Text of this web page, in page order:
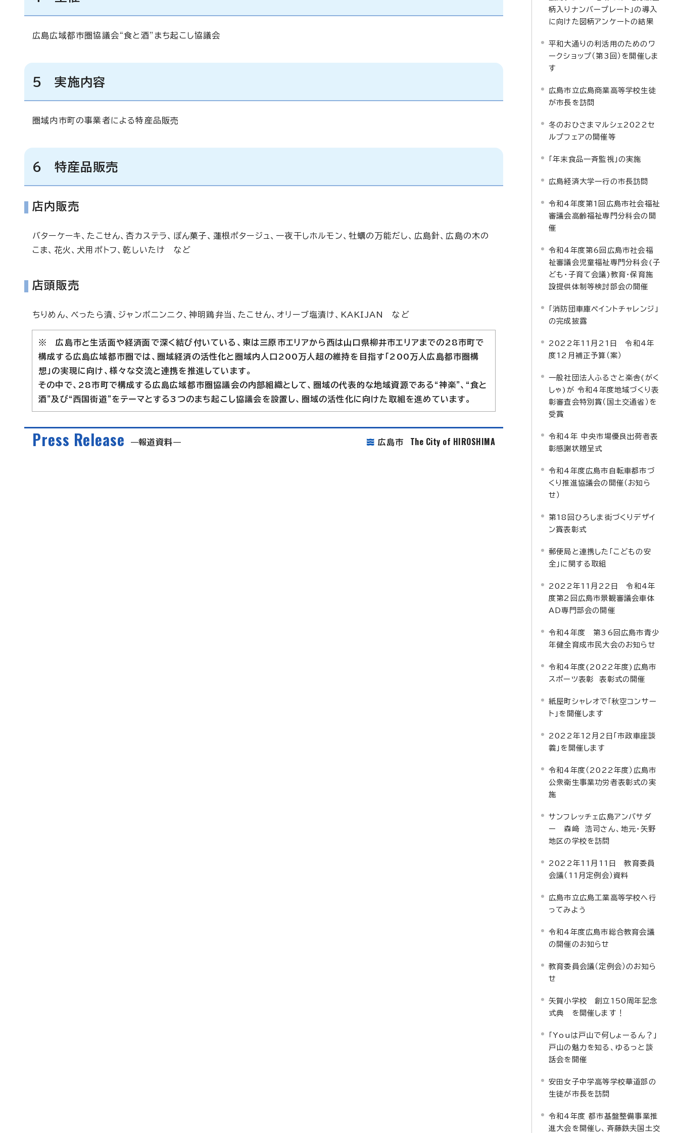
広島広域都市圏協議会“食と酒”まち起こし協議会
5 実施内容
圏域内市町の事業者による特産品販売
6 特産品販売
店内販売
バターケーキ、たこせん、杏カステラ、ぽん菓子、蓮根ポタージュ、一夜干しホルモン、牡蠣の万能だし、広島針、広島の木の
こま、花火、犬用ポトフ、乾しいたけ など
店頭販売
ちりめん、べったら漬、ジャンボニンニク、神明鶏弁当、たこせん、オリーブ塩漬け、KAKIJAN など
※ 広島市と生活面や経済面で深く結び付いている、東は三原市エリアから西は山口県柳井市エリアまでの28市町で
構成する広島広域都市圏では、圏域経済の活性化と圏域内人口200万人超の維持を目指す「200万人広島都市圏構
想」の実現に向け、様々な交流と連携を推進しています。
その中で、28市町で構成する広島広域都市圏協議会の内部組織として、圏域の代表的な地域資源である“神楽”、“食と
酒”及び“西国街道”をテーマとする3つのまち起こし協議会を設置し、圏域の活性化に向けた取組を進めています。
Press Release 報道資料 広島市 The City of HIROSHIMA
柄入りナンバープレート」の導入
に向けた図柄アンケートの結果
平和大通りの利活用のためのワ
ークショップ（第3回）を開催しま
す
広島市立広島商業高等学校生徒
が市長を訪問
冬のおひさまマルシェ2022セ
ルプフェアの開催等
「年末食品一斉監視」の実施
広島経済大学一行の市長訪問
令和4年度第1回広島市社会福祉
審議会高齢福祉専門分科会の開
催
令和4年度第6回広島市社会福
祉審議会児童福祉専門分科会(子
ども・子育て会議)教育・保育施
設提供体制等検討部会の開催
「消防団車庫ペイントチャレンジ」
の完成披露
2022年11月21日 令和4年
度12月補正予算（案）
一般社団法人ふるさと楽舎(がく
しゃ)が 令和4年度地域づくり表
彰審査会特別賞（国土交通省）を
受賞
令和4年 中央市場優良出荷者表
彰感謝状贈呈式
令和4年度広島市自転車都市づ
くり推進協議会の開催（お知ら
せ）
第18回ひろしま街づくりデザイ
ン賞表彰式
郵便局と連携した「こどもの安
全」に関する取組
2022年11月22日 令和4年
度第2回広島市景観審議会車体
AD専門部会の開催
令和4年度 第36回広島市青少
年健全育成市民大会のお知らせ
令和4年度(2022年度)広島市
スポーツ表彰 表彰式の開催
紙屋町シャレオで「秋空コンサー
ト」を開催します
2022年12月2日「市政車座談
義」を開催します
令和4年度（2022年度）広島市
公衆衛生事業功労者表彰式の実
施
サンフレッチェ広島アンバサダ
ー 森﨑 浩司さん、地元・矢野
地区の学校を訪問
2022年11月11日 教育委員
会議（11月定例会）資料
広島市立広島工業高等学校へ行
ってみよう
令和4年度広島市総合教育会議
の開催のお知らせ
教育委員会議（定例会）のお知ら
せ
矢賀小学校 創立150周年記念
式典 を開催します！
「Youは戸山で何しょーるん？」
戸山の魅力を知る、ゆるっと談
話会を開催
安田女子中学高等学校華道部の
生徒が市長を訪問
令和4年度 都市基盤整備事業推
進大会を開催し、斉藤鉄夫国土交